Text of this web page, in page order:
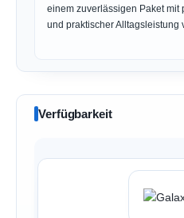
einem zuverlässigen Paket mit
und praktischer Alltagsleistung
Verfügbarkeit